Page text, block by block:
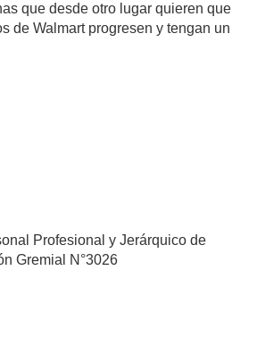
que desde otro lugar quieren que
de Walmart progresen y tengan un
Profesional y Jerárquico de
Gremial N°3026